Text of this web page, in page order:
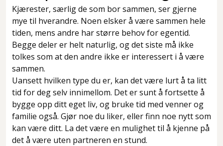
Kjærester, særlig de som bor sammen, ser gjerne
mye til hverandre. Noen elsker å være sammen hele
tiden, mens andre har større behov for egentid.
Begge deler er helt naturlig, og det siste må ikke
tolkes som at den andre ikke er interessert i å være
sammen.
Uansett hvilken type du er, kan det være lurt å ta litt
tid for deg selv innimellom. Det er sunt å fortsette å
bygge opp ditt eget liv, og bruke tid med venner og
familie også. Gjør noe du liker, eller finn noe nytt som
kan være ditt. La det være en mulighet til å kjenne på
det å være uten partneren en stund.